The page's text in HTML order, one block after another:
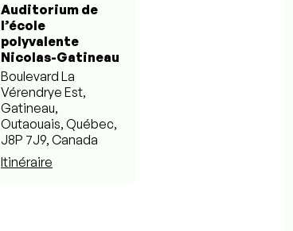
Auditorium de
l’école
polyvalente
Nicolas-Gatineau
Boulevard La
Vérendrye Est,
Gatineau,
Outaouais, Québec,
J8P 7J9, Canada
Itinéraire